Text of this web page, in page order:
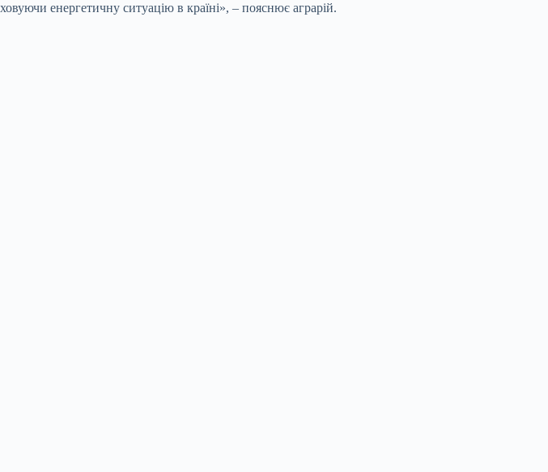
енергетичну ситуацію в країні», – пояснює аграрій.